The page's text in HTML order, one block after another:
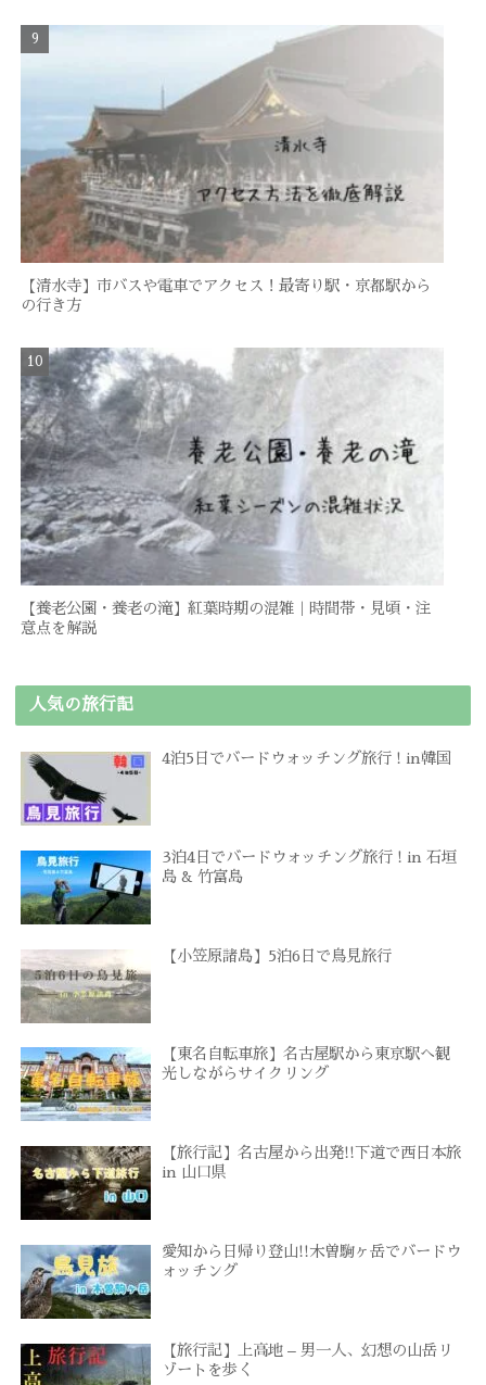
【清水寺】市バスや電車でアクセス！最寄り駅・京都駅から
の行き方
【養老公園・養老の滝】紅葉時期の混雑｜時間帯・見頃・注
意点を解説
人気の旅行記
4泊5日でバードウォッチング旅行 ! in韓国
3泊4日でバードウォッチング旅行 ! in 石垣
島 & 竹富島
【小笠原諸島】5泊6日で鳥見旅行
【東名自転車旅】名古屋駅から東京駅へ観
光しながらサイクリング
【旅行記】名古屋から出発!!下道で西日本旅
in 山口県
愛知から日帰り登山!!木曽駒ヶ岳でバードウ
ォッチング
【旅行記】上高地 – 男一人、幻想の山岳リ
ゾートを歩く